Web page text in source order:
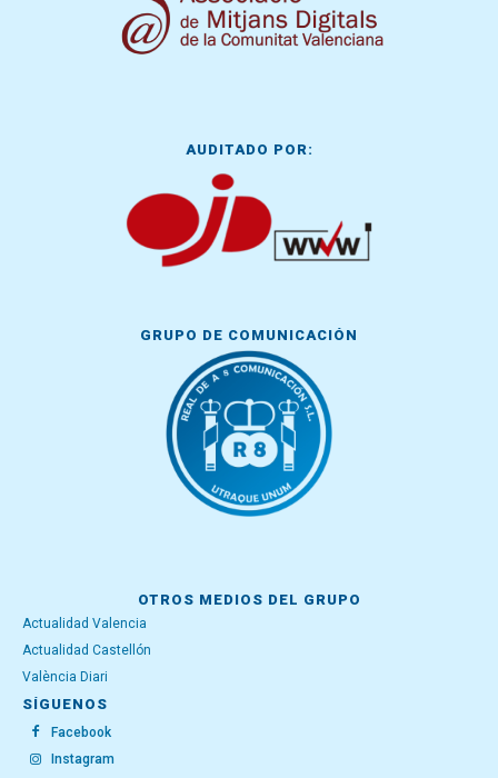
AUDITADO POR:
GRUPO DE COMUNICACIÓN
OTROS MEDIOS DEL GRUPO
Actualidad Valencia
Actualidad Castellón
València Diari
SÍGUENOS
Facebook
Instagram